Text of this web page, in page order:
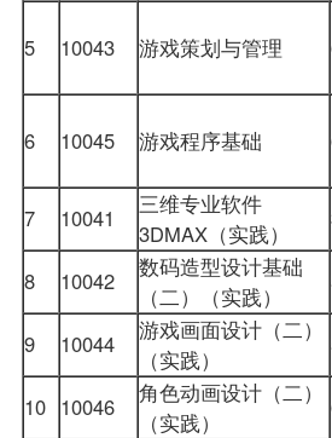
5 10043 游戏策划与管理
6 10045 游戏程序基础
7
10041
三维专业软件
3DMAX（实践）
8
10042
数码造型设计基础
（二）（实践）
9
10044
游戏画面设计（二）
（实践）
10 10046
角色动画设计（二）
（实践）